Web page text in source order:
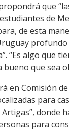
que
de
de esta
profundo
“Es algo que
bueno que sea
en Comisión
para
donde
para